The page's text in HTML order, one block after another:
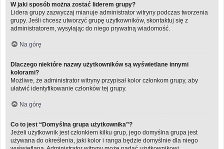
W jaki sposób można zostać liderem grupy?
Lidera grupy zazwyczaj mianuje administrator witryny podczas tworzenia
grupy. Jeśli chcesz utworzyć grupę użytkowników, skontaktuj się z
administratorem, wysyłając do niego prywatną wiadomość.
Na górę
Dlaczego niektóre nazwy użytkowników są wyświetlane innymi
kolorami?
Możliwe, że administrator witryny przypisał kolor członkom grupy, aby
ułatwić identyfikowanie członków tej grupy.
Na górę
Co to jest “Domyślna grupa użytkownika”?
Jeżeli użytkownik jest członkiem kilku grup, jego domyślna grupa jest
używana do określenia, jaki kolor i ranga będzie domyślnie dla niego